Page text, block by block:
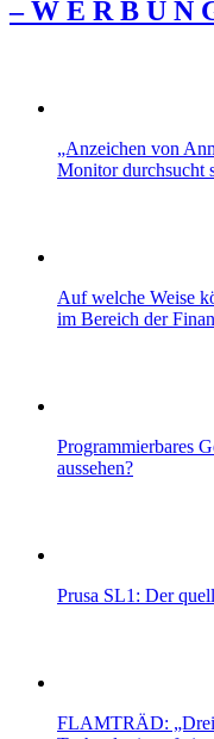
– W Ε R Β U Ν
„Anzeichen von
Monitor durchsucht
Auf welche Weise
im Bereich der
Programmierbares
aussehen?
Prusa SL1: Der
FLAMTRÄD: